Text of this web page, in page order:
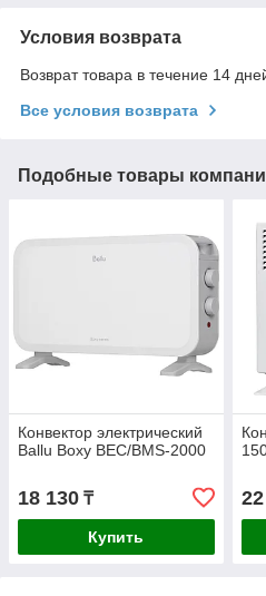
Условия возврата
Возврат товара в течение 14
Все условия возврата
Подобные товары
Конвектор электрический
Ballu Boxy BEC/BMS-2000
18 130 ₸
Купить